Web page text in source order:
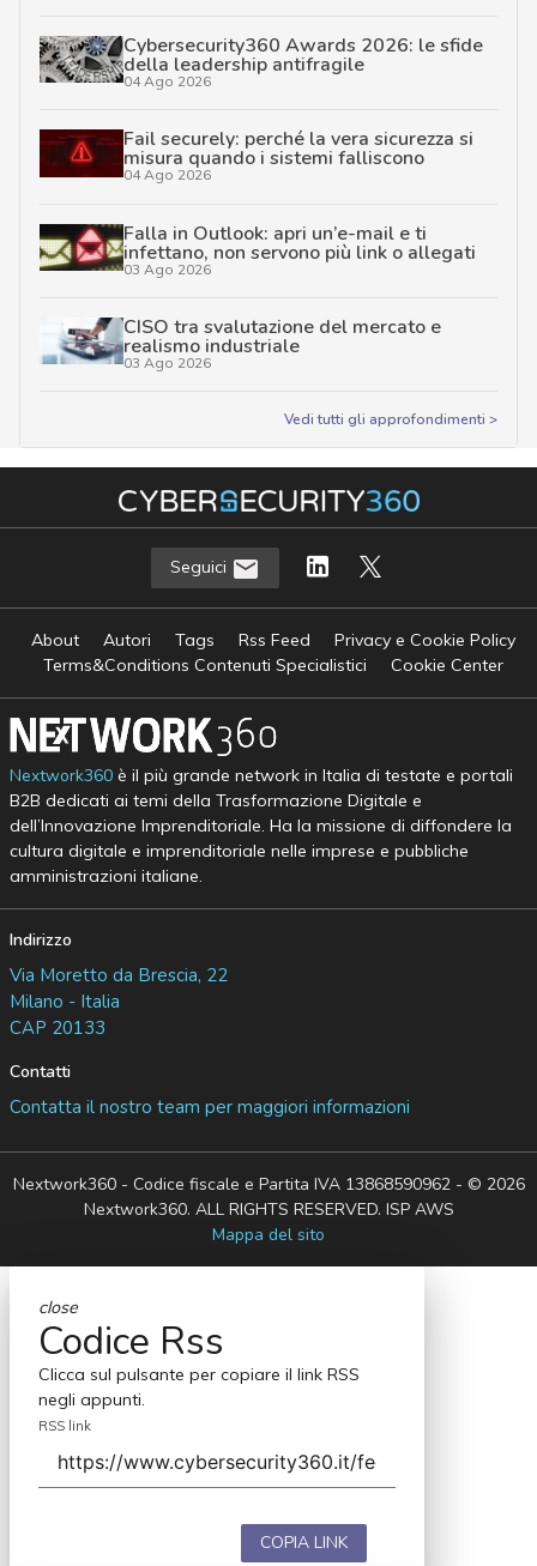
Cybersecurity360 Awards 2026: le sfide
della leadership antifragile
04 Ago 2026
Fail securely: perché la vera sicurezza si
misura quando i sistemi falliscono
04 Ago 2026
Falla in Outlook: apri un’e-mail e ti
infettano, non servono più link o allegati
03 Ago 2026
CISO tra svalutazione del mercato e
realismo industriale
03 Ago 2026
Vedi tutti gli approfondimenti >
Seguici
About Autori Tags Rss Feed
Privacy e Cookie Policy
Terms&Conditions Contenuti Specialistici
Cookie Center
Nextwork360è il più grande network in Italia di testate e portali
B2B dedicati ai temi della Trasformazione Digitale e
dell’Innovazione Imprenditoriale. Ha la missione di diffondere la
cultura digitale e imprenditoriale nelle imprese e pubbliche
amministrazioni italiane.
Indirizzo
Via Moretto da Brescia, 22
Milano - Italia
CAP 20133
Contatti
Contatta il nostro team per maggiori informazioni
Nextwork360 - Codice fiscale e Partita IVA 13868590962 - © 2026
Nextwork360. ALL RIGHTS RESERVED. ISP AWS
Mappa del sito
close
Codice Rss
Clicca sul pulsante per copiare il link RSS
negli appunti.
RSS link
COPIA LINK